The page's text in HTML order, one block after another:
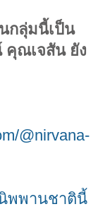
กลุ่มนี้เป็น
คุณเจสัน ยัง
@nirvana-
พพานชาตินี้